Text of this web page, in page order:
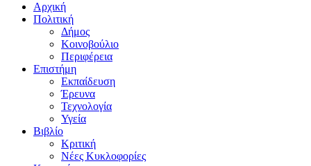
Αρχική
Πολιτική
Δήμος
Κοινοβούλιο
Περιφέρεια
Επιστήμη
Εκπαίδευση
Έρευνα
Τεχνολογία
Υγεία
Βιβλίο
Κριτική
Νέες Κυκλοφορίες